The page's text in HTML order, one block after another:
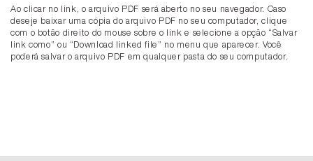
Ao clicar no link, o arquivo PDF será aberto no seu navegador. Caso
deseje baixar uma cópia do arquivo PDF no seu computador, clique
com o botão direito do mouse sobre o link e selecione a opção “Salvar
link como” ou “Download linked file” no menu que aparecer. Você
poderá salvar o arquivo PDF em qualquer pasta do seu computador.